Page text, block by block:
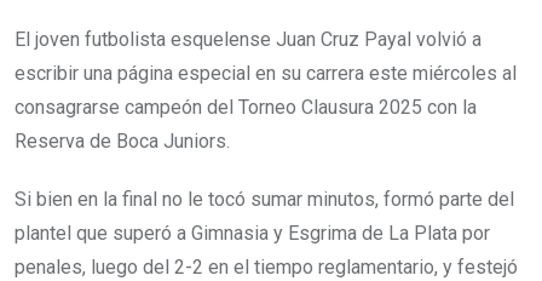
El joven futbolista esquelense Juan Cruz Payal volvió a
escribir una página especial en su carrera este miércoles al
consagrarse campeón del Torneo Clausura 2025 con la
Reserva de Boca Juniors.
Si bien en la final no le tocó sumar minutos, formó parte del
plantel que superó a Gimnasia y Esgrima de La Plata por
penales, luego del 2-2 en el tiempo reglamentario, y festejó